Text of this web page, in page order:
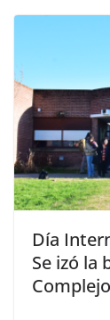
Día
Se izó la